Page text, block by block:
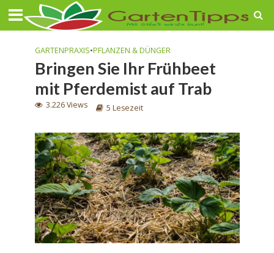
GARTENPRAXIS•PFLANZEN & DÜNGER
Bringen Sie Ihr Frühbeet
mit Pferdemist auf Trab
3.226 Views 5 Lesezeit